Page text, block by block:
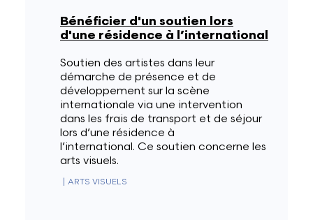
Bénéficier d'un soutien lors
d'une résidence à l’international
Soutien des artistes dans leur
démarche de présence et de
développement sur la scène
internationale via une intervention
dans les frais de transport et de séjour
lors d’une résidence à
l’international. Ce soutien concerne les
arts visuels.
ARTS VISUELS